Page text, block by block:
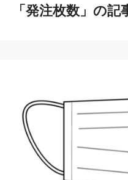
「発注枚数」の記